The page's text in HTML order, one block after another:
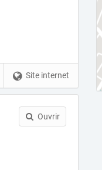
Site internet
Ouvrir